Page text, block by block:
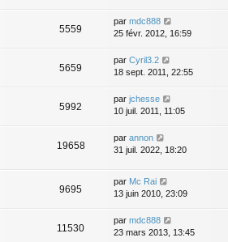
5559
par mdc888
25 févr. 2012, 16:59
5659
par Cyril3.2
18 sept. 2011, 22:55
5992
par jchesse
10 juil. 2011, 11:05
19658
par annon
31 juil. 2022, 18:20
9695
par Mc Rai
13 juin 2010, 23:09
11530
par mdc888
23 mars 2013, 13:45